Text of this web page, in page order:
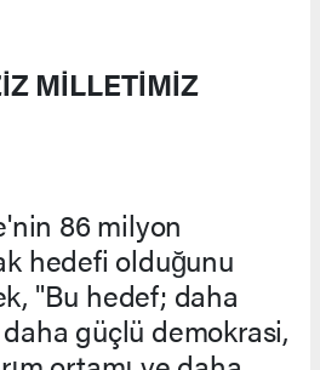
MİLLETİMİZ
86 milyon
hedefi olduğunu
"Bu hedef; daha
güçlü demokrasi,